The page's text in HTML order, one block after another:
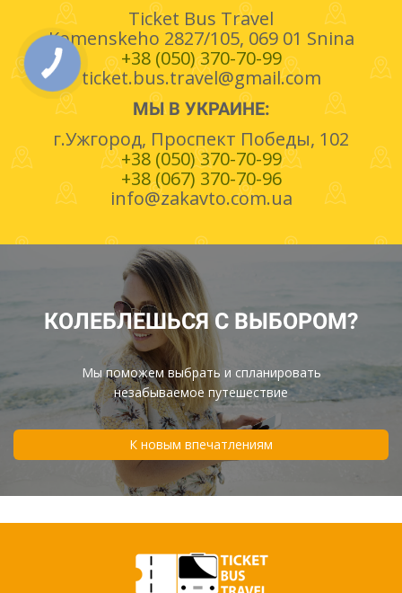
Ticket Bus Travel
Komenskeho 2827/105, 069 01 Snina
+38 (050) 370-70-99
ticket.bus.travel@gmail.com
МЫ В УКРАИНЕ:
г.Ужгород, Проспект Победы, 102
+38 (050) 370-70-99
+38 (067) 370-70-96
info@zakavto.com.ua
КОЛЕБЛЕШЬСЯ С ВЫБОРОМ?
Мы поможем выбрать и спланировать
незабываемое путешествие
К новым впечатлениям